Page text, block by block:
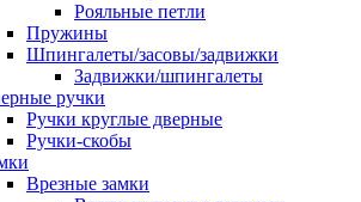
Рояльные петли
Пружины
Шпингалеты/засовы/задвижки
Задвижки/шпингалеты
ручки
Ручки круглые дверные
Ручки-скобы
Врезные замки